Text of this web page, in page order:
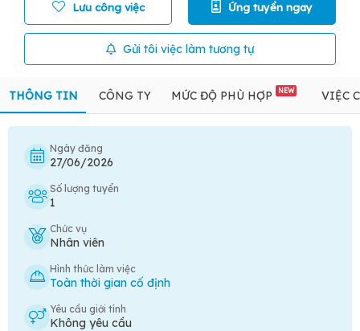
Lưu công việc Ứng tuyển ngay
Gửi tôi việc làm tương tự
THÔNG TIN CÔNG TY MỨC ĐỘ PHÙ HỢP NEW VIỆC
Ngày đăng
27/06/2026
Số lượng tuyển
1
Chức vụ
Nhân viên
Hình thức làm việc
Toàn thời gian cố định
Yêu cầu giới tính
Không yêu cầu